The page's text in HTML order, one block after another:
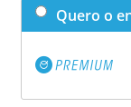
Quero o